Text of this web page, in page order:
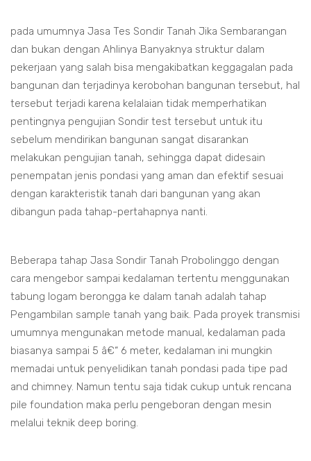
pada umumnya Jasa Tes Sondir Tanah Jika Sembarangan
dan bukan dengan Ahlinya Banyaknya struktur dalam
pekerjaan yang salah bisa mengakibatkan keggagalan pada
bangunan dan terjadinya kerobohan bangunan tersebut, hal
tersebut terjadi karena kelalaian tidak memperhatikan
pentingnya pengujian Sondir test tersebut untuk itu
sebelum mendirikan bangunan sangat disarankan
melakukan pengujian tanah, sehingga dapat didesain
penempatan jenis pondasi yang aman dan efektif sesuai
dengan karakteristik tanah dari bangunan yang akan
dibangun pada tahap-pertahapnya nanti.
Beberapa tahap Jasa Sondir Tanah Probolinggo dengan
cara mengebor sampai kedalaman tertentu menggunakan
tabung logam berongga ke dalam tanah adalah tahap
Pengambilan sample tanah yang baik. Pada proyek transmisi
umumnya mengunakan metode manual, kedalaman pada
biasanya sampai 5 â€“ 6 meter, kedalaman ini mungkin
memadai untuk penyelidikan tanah pondasi pada tipe pad
and chimney. Namun tentu saja tidak cukup untuk rencana
pile foundation maka perlu pengeboran dengan mesin
melalui teknik deep boring.